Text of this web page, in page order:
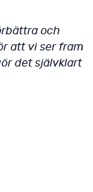
och
att vi ser fram
det självklart